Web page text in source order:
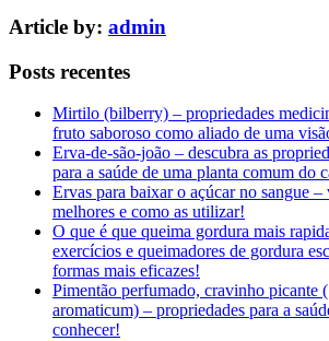
Article by: admin
Posts recentes
Mirtilo (bilberry) – propriedades
fruto saboroso como aliado de uma
Erva-de-são-joão – descubra as
para a saúde de uma planta comum do
Ervas para baixar o açúcar no sangue –
melhores e como as utilizar!
O que é que queima gordura mais
exercícios e queimadores de gordura
formas mais eficazes!
Pimentão perfumado, cravinho picante
aromaticum) – propriedades para a
conhecer!